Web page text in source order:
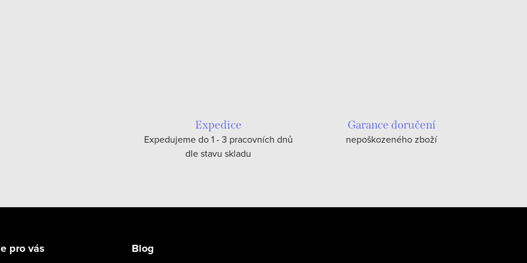
Expedice
Expedujeme do 1 - 3 pracovních dnů
dle stavu skladu
Garance doručení
nepoškozeného zboží
pro vás Blog